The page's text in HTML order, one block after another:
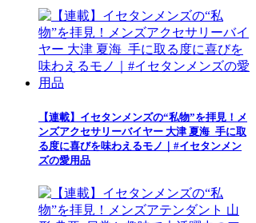
【連載】イセタンメンズの“私物”を拝見！メ
ンズアクセサリーバイヤー 大津 夏海_手に取
る度に喜びを味わえるモノ｜#イセタンメン
ズの愛用品